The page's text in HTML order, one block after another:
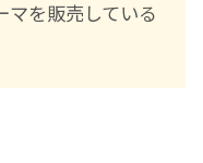
マを販売している